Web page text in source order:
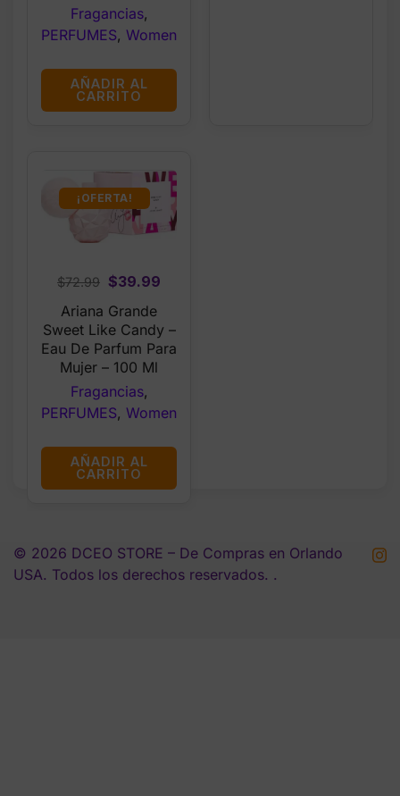
Fragancias,
PERFUMES, Women
AÑADIR AL
CARRITO
¡OFERTA!
$72.99 Original
price
was:
$72.99.
$39.99
is:
$39.99.
Ariana Grande
Sweet Like Candy –
Eau De Parfum Para
Mujer – 100 Ml
Fragancias,
PERFUMES, Women
AÑADIR AL
CARRITO
© 2026 DCEO STORE – De Compras en Orlando
USA. Todos los derechos reservados. .